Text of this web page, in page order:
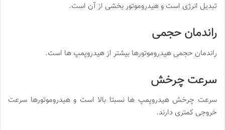
تبدیل انرژی است و هیدروموتور بخشی از آن است.
راندمان حجمی
راندمان حجمی هیدروموتور‌ها بیشتر از هیدروپمپ ها است.
سرعت چرخش
سرعت چرخش هیدروپمپ ها نسبتا بالا است و هیدروموتور‌ها سرعت
خروجی کمتری دارند.